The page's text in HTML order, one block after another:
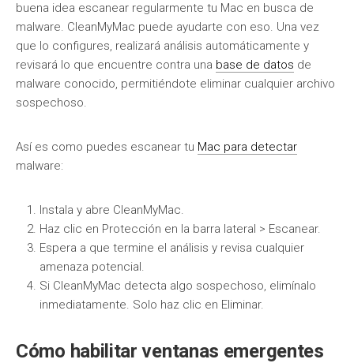
buena idea escanear regularmente tu Mac en busca de
malware. CleanMyMac puede ayudarte con eso. Una vez
que lo configures, realizará análisis automáticamente y
revisará lo que encuentre contra una base de datos de
malware conocido, permitiéndote eliminar cualquier archivo
sospechoso.
Así es como puedes escanear tu Mac para detectar
malware:
Instala y abre CleanMyMac.
Haz clic en Protección en la barra lateral > Escanear.
Espera a que termine el análisis y revisa cualquier
amenaza potencial.
Si CleanMyMac detecta algo sospechoso, elimínalo
inmediatamente. Solo haz clic en Eliminar.
Cómo habilitar ventanas emergentes